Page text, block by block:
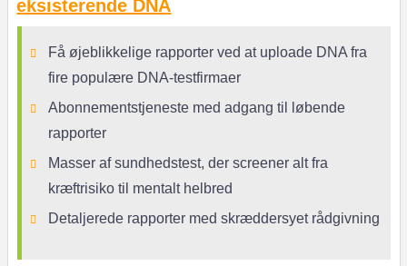
eksisterende DNA
Få øjeblikkelige rapporter ved at uploade DNA fra
fire populære DNA-testfirmaer
Abonnementstjeneste med adgang til løbende
rapporter
Masser af sundhedstest, der screener alt fra
kræftrisiko til mentalt helbred
Detaljerede rapporter med skræddersyet rådgivning